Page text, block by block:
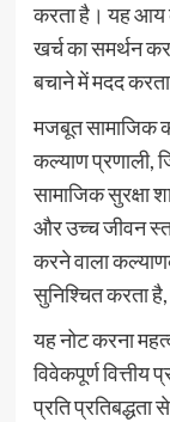
करता है। यह आय
खर्च का समर्थन
बचाने में मदद
मजबूत सामाजिक
कल्याण प्रणाली,
सामाजिक सुरक्षा
और उच्च जीवन
करने वाला
सुनिश्चित करता
यह नोट करना
विवेकपूर्ण
प्रति